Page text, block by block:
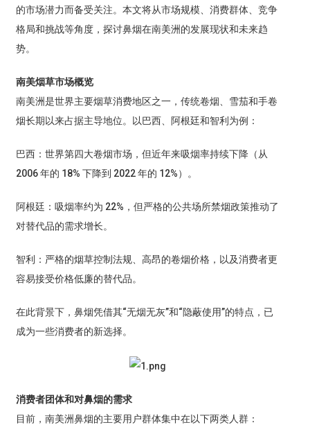
的市场潜力而备受关注。本文将从市场规模、消费群体、竞争
格局和挑战等角度，探讨鼻烟在南美洲的发展现状和未来趋
势。
南美烟草市场概览
南美洲是世界主要烟草消费地区之一，传统卷烟、雪茄和手卷
烟长期以来占据主导地位。以巴西、阿根廷和智利为例：
巴西：世界第四大卷烟市场，但近年来吸烟率持续下降（从
2006 年的 18% 下降到 2022 年的 12%）。
阿根廷：吸烟率约为 22%，但严格的公共场所禁烟政策推动了
对替代品的需求增长。
智利：严格的烟草控制法规、高昂的卷烟价格，以及消费者更
容易接受价格低廉的替代品。
在此背景下，鼻烟凭借其“无烟无灰”和“隐蔽使用”的特点，已
成为一些消费者的新选择。
消费者团体和对鼻烟的需求
目前，南美洲鼻烟的主要用户群体集中在以下两类人群：